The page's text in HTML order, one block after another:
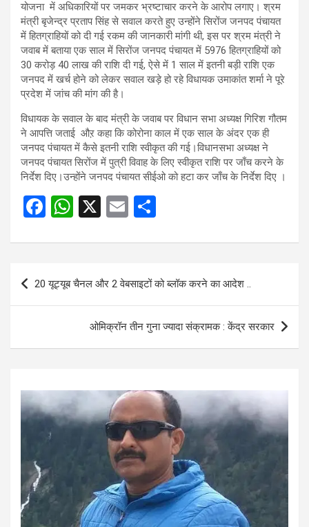
योजना में अधिकारियों पर जमकर भ्रष्टाचार करने के आरोप लगाए। श्रम
मंत्री बृजेन्द्र प्रताप सिंह से सवाल करते हुए उन्होंने सिरोंज जनपद पंचायत
में हितग्राहियों को दी गई रकम की जानकारी मांगी थी, इस पर श्रम मंत्री ने
जवाब में बताया एक साल में सिरोंज जनपद पंचायत में 5976 हितग्राहियों को
30 करोड़ 40 लाख की राशि दी गई, ऐसे में 1 साल में इतनी बड़ी राशि एक
जनपद में खर्च होने को लेकर सवाल खड़े हो रहे विधायक उमाकांत शर्मा ने पूरे
प्रदेश में जांच की मांग की है।
विधायक के सवाल के बाद मंत्री के जवाब पर विधान सभा अध्यक्ष गिरिश गौतम
ने आपत्ति जताई औऱ कहा कि कोरोना काल में एक साल के अंदर एक ही
जनपद पंचायत में कैसे इतनी राशि स्वीकृत की गई।विधानसभा अध्यक्ष ने
जनपद पंचायत सिरोंज में पुत्री विवाह के लिए स्वीकृत राशि पर जाँच करने के
निर्देश दिए।उन्होंने जनपद पंचायत सीईओ को हटा कर जाँच के निर्देश दिए ।
F
ce
o
W
at
s
A
X
E
ail ar
e
Post
navigation
20 यूट्यूब चैनल और 2 वेबसाइटों को ब्लॉक करने का आदेश ..
ओमिक्रॉन तीन गुना ज्यादा संक्रामक : केंद्र सरकार